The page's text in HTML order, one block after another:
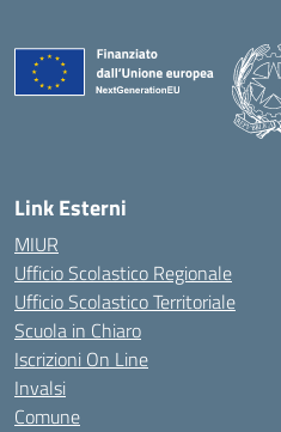
Link Esterni
MIUR
Ufficio Scolastico Regionale
Ufficio Scolastico Territoriale
Scuola in Chiaro
Iscrizioni On Line
Invalsi
Comune